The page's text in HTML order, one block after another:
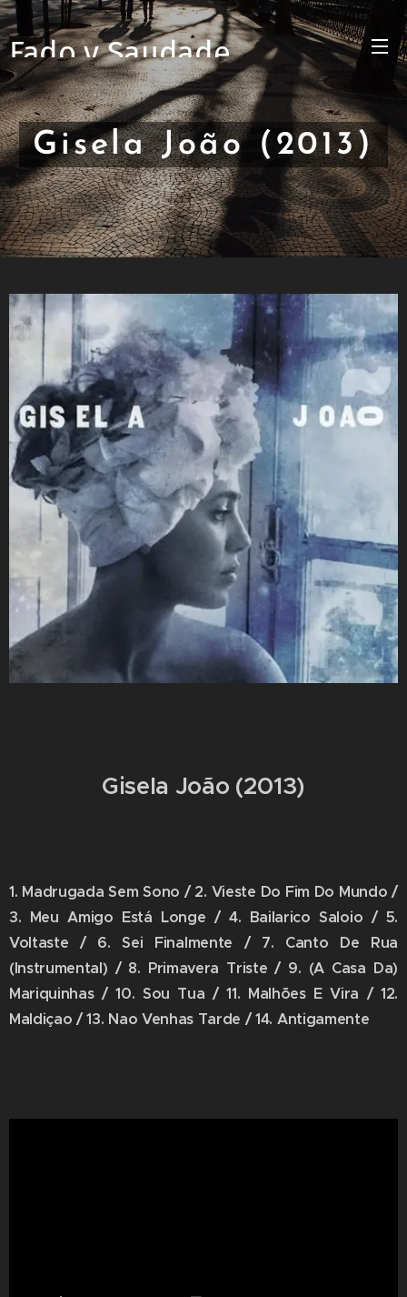
Fado y Saudade
Gisela João (2013)
Gisela João (2013)
1. Madrugada Sem Sono / 2. Vieste Do Fim Do Mundo /
3. Meu Amigo Está Longe / 4. Bailarico Saloio / 5.
Voltaste / 6. Sei Finalmente / 7. Canto De Rua
(Instrumental) / 8. Primavera Triste / 9. (A Casa Da)
Mariquinhas / 10. Sou Tua / 11. Malhões E Vira / 12.
Maldiçao / 13. Nao Venhas Tarde / 14. Antigamente